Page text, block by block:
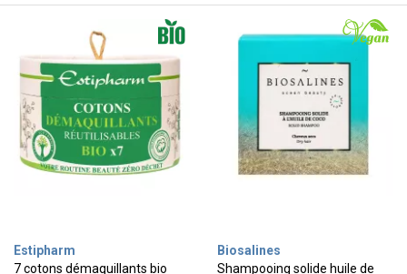
Estipharm
7 cotons démaquillants bio
Biosalines
Shampooing solide huile de